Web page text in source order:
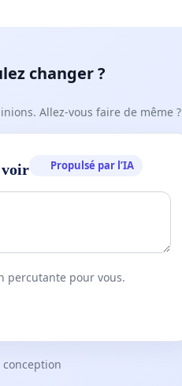
changer ?
Allez-vous faire de même ?
voir Propulsé par l’IA
percutante pour vous.